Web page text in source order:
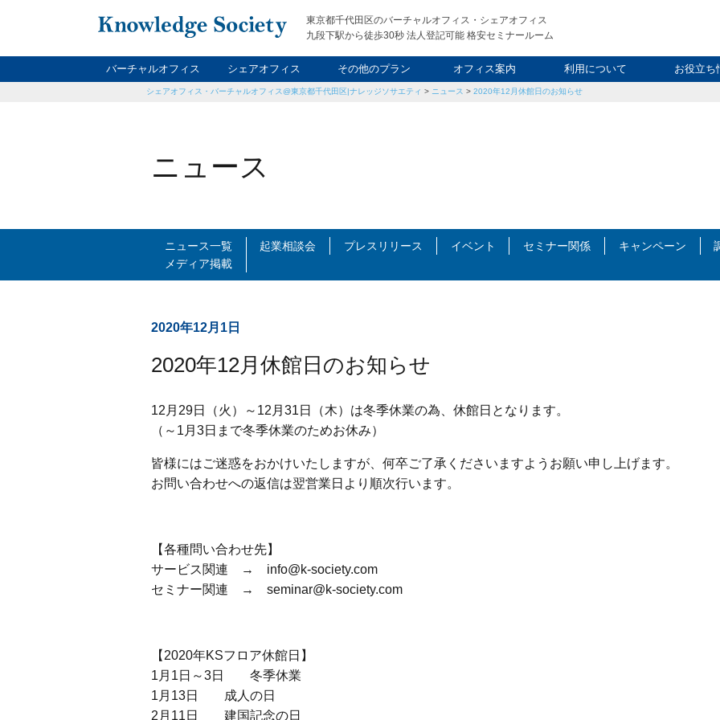
東京都千代田区のバーチャルオフィス・シェアオフィス
九段下駅から徒歩30秒 法人登記可能 格安セミナールーム
バーチャルオフィス シェアオフィス その他のプラン
レンタルオフィス
ナイト&ウィークエンド
貸し会議室
オフィス案内 利用について
利用料金
申込について
お役立ち
シェアオフィス・バーチャルオフィス@東京都千代田区|ナレッジソサエティ > ニュース > 2020年12月休館日のお知らせ
ニュース
ニュース一覧 起業相談会 プレスリリース イベント セミナー関係 キャンペーン
メディア掲載
2020年12月1日
2020年12月休館日のお知らせ
12月29日（火）～12月31日（木）は冬季休業の為、休館日となります。
（～1月3日まで冬季休業のためお休み）
皆様にはご迷惑をおかけいたしますが、何卒ご了承くださいますようお願い申し上げます。
お問い合わせへの返信は翌営業日より順次行います。
【各種問い合わせ先】
サービス関連 → info@k-society.com
セミナー関連 → seminar@k-society.com
【2020年KSフロア休館日】
1月1日～3日 冬季休業
1月13日 成人の日
2月11日 建国記念の日